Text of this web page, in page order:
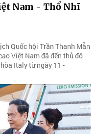
Nam - Thổ Nhĩ
Quốc hội Trần Thanh Mẫn
Việt Nam đã đến thủ đô
Italy từ ngày 11 -